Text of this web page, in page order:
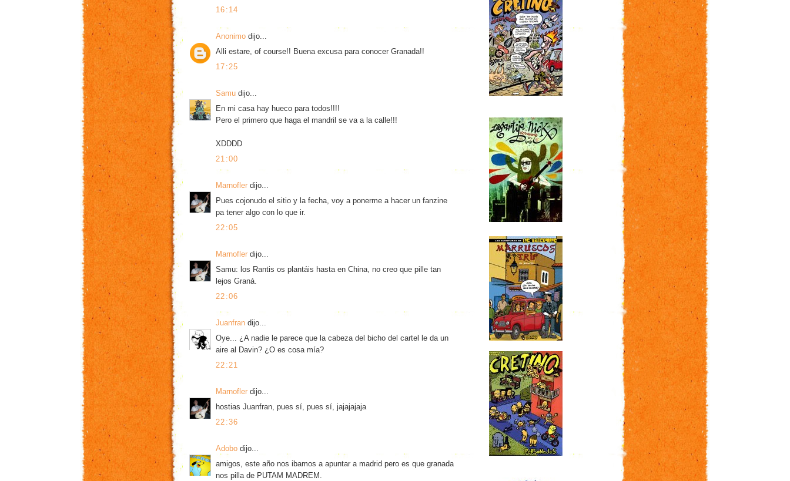
16:14
Anonimo dijo...
Alli estare, of course!! Buena excusa para conocer Granada!!
17:25
Samu dijo...
En mi casa hay hueco para todos!!!!
Pero el primero que haga el mandril se va a la calle!!!
XDDDD
21:00
Marnofler dijo...
Pues cojonudo el sitio y la fecha, voy a ponerme a hacer un fanzine
pa tener algo con lo que ir.
22:05
Marnofler dijo...
Samu: los Rantis os plantáis hasta en China, no creo que pille tan
lejos Graná.
22:06
Juanfran dijo...
Oye... ¿A nadie le parece que la cabeza del bicho del cartel le da un
aire al Davin? ¿O es cosa mía?
22:21
Marnofler dijo...
hostias Juanfran, pues sí, pues sí, jajajajaja
22:36
Adobo dijo...
amigos, este año nos ibamos a apuntar a madrid pero es que granada
nos pilla de PUTAM MADREM.